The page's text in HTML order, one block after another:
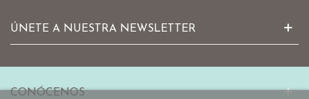
ÚNETE A NUESTRA NEWSLETTER
CONÓCENOS